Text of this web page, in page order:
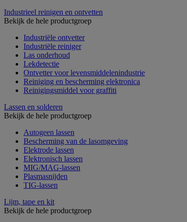
Industrieel reinigen en ontvetten
Bekijk de hele productgroep
Industriële ontvetter
Industriële reiniger
Las onderhoud
Lekdetectie
Ontvetter voor levensmiddelenindustrie
Reiniging en bescherming elektronica
Reinigingsmiddel voor graffiti
Lassen en solderen
Bekijk de hele productgroep
Autogeen lassen
Bescherming van de lasomgeving
Elektrode lassen
Elektronisch lassen
MIG/MAG-lassen
Plasmasnijden
TIG-lassen
Lijm, tape en kit
Bekijk de hele productgroep